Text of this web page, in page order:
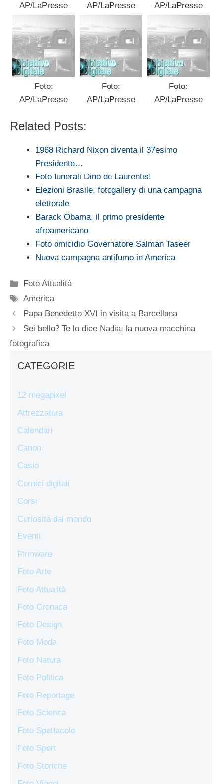
AP/LaPresse
AP/LaPresse
AP/LaPresse
Foto:
AP/LaPresse
Foto:
AP/LaPresse
Foto:
AP/LaPresse
Related Posts:
1968 Richard Nixon diventa il 37esimo
Presidente…
Foto funerali Dino de Laurentis!
Elezioni Brasile, fotogallery di una campagna
elettorale
Barack Obama, il primo presidente
afroamericano
Foto omicidio Governatore Salman Taseer
Nuova campagna antifumo in America
Categorie
Foto Attualità
Tag
America
Papa Benedetto XVI in visita a Barcellona
Sei bello? Te lo dice Nadia, la nuova macchina
fotografica
CATEGORIE
12 megapixel
Attrezzatura
Calendari
Canon
Casio
Cornici digitali
Corsi
Curiosità dal mondo
Eventi
Firmware
Foto Arte
Foto Attualità
Foto Cronaca
Foto Design
Foto Moda
Foto Natura
Foto Politica
Foto Reportage
Foto Scienza
Foto Spettacolo
Foto Sport
Foto Storiche